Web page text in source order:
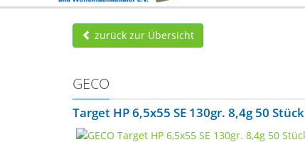
zurück zur Übersicht
GECO
Target HP 6,5x55 SE 130gr. 8,4g 50 Stück